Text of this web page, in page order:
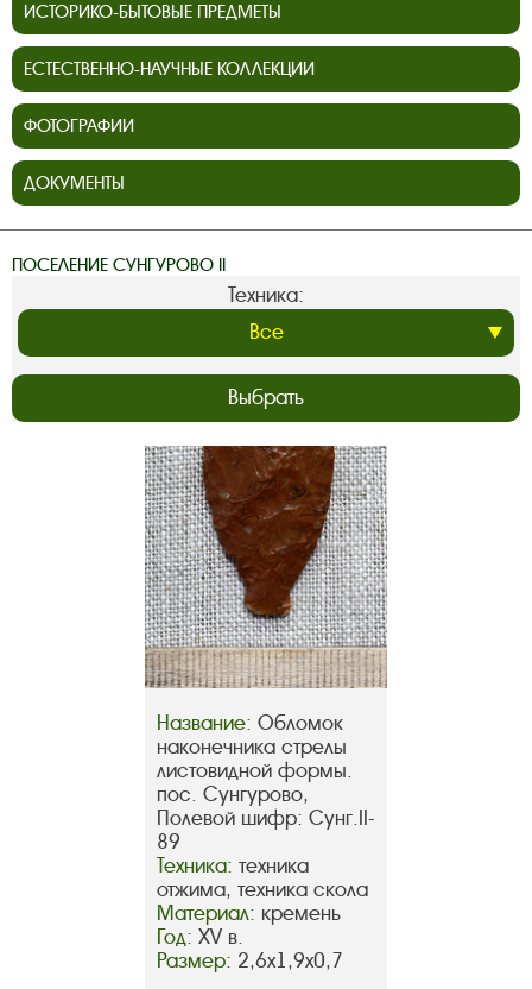
ИСТОРИКО-БЫТОВЫЕ ПРЕДМЕТЫ
ЕСТЕСТВЕННО-НАУЧНЫЕ КОЛЛЕКЦИИ
ФОТОГРАФИИ
ДОКУМЕНТЫ
ПОСЕЛЕНИЕ СУНГУРОВО II
Техника:
Выбрать
Название: Обломок
наконечника стрелы
листовидной формы.
пос. Сунгурово,
Полевой шифр: Сунг.II-
89
Техника: техника
отжима, техника скола
Материал: кремень
Год: ХV в.
Размер: 2,6х1,9х0,7